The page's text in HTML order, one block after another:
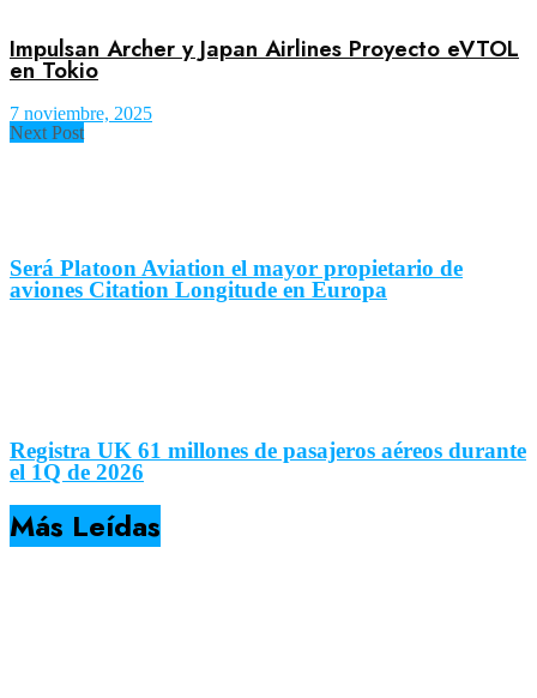
Impulsan Archer y Japan Airlines Proyecto eVTOL
en Tokio
7 noviembre, 2025
Next Post
Será Platoon Aviation el mayor propietario de
aviones Citation Longitude en Europa
Registra UK 61 millones de pasajeros aéreos durante
el 1Q de 2026
Más Leídas